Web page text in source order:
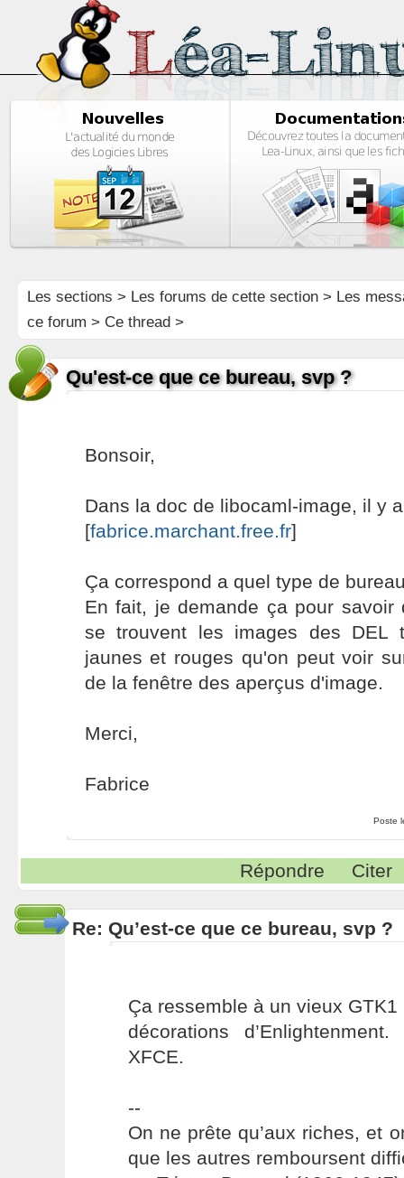
Les sections > Les forums de cette section> Les
ce forum > Ce thread >
Qu'est-ce que ce bureau, svp ?
Bonsoir,
Dans la doc de libocaml-image, il y
[fabrice.marchant.free.fr]
Ça correspond a quel type de
En fait, je demande ça pour savoir
se trouvent les images des DEL
jaunes et rouges qu'on peut voir
de la fenêtre des aperçus d'image.
Merci,
Fabrice
Poste
Répondre Citer
Re: Qu’est-ce que ce bureau, svp ?
Ça ressemble à un vieux
décorations
XFCE.
--
On ne prête qu’aux riches, et
que les autres remboursent